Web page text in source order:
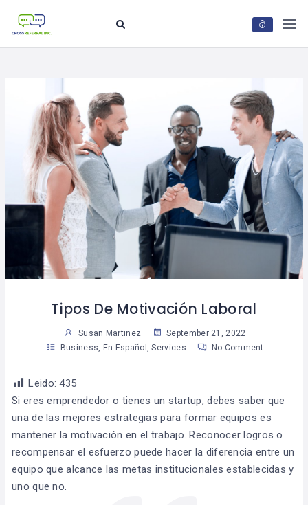
Tipos De Motivación Laboral
Susan Martinez
September 21, 2022
Business
En Español ,Services No Comment
Leido: 435
Si eres emprendedor o tienes un startup, debes saber que
una de las mejores estrategias para formar equipos es
mantener la motivación en el trabajo. Reconocer logros o
recompensar el esfuerzo puede hacer la diferencia entre un
equipo que alcance las metas institucionales establecidas y
uno que no.